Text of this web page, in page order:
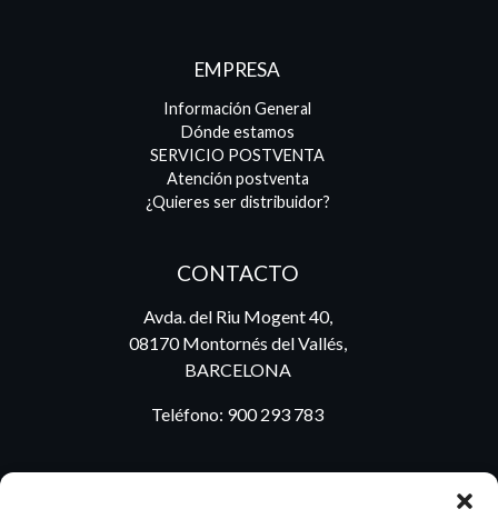
EMPRESA
Información General
Dónde estamos
SERVICIO POSTVENTA
Atención postventa
¿Quieres ser distribuidor?
CONTACTO
Avda. del Riu Mogent 40,
08170 Montornés del Vallés,
BARCELONA
Teléfono: 900 293 783